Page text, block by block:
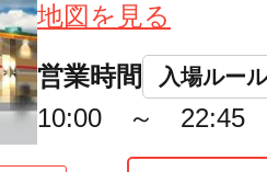
地図を見る
営業時間 入場ルール
10:00 ～ 22:45